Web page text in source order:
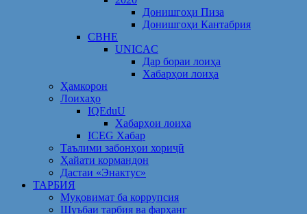
Донишгоҳи Пиза
Донишгоҳи Кантабрия
CBHE
UNICAC
Дар бораи лоиҳа
Хабарҳои лоиҳа
Ҳамкорон
Лоихаҳо
IQEduU
Хабарҳои лоиҳа
ICEG Хабар
Таълими забонҳои хориҷӣ
Ҳайати кормандон
Дастаи «Энактус»
ТАРБИЯ
Муқовимат ба коррупсия
Шуъбаи тарбия ва фарҳанг